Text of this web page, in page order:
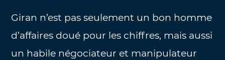
Giran n’est pas seulement un bon homme
d’affaires doué pour les chiffres, mais aussi
un habile négociateur et manipulateur